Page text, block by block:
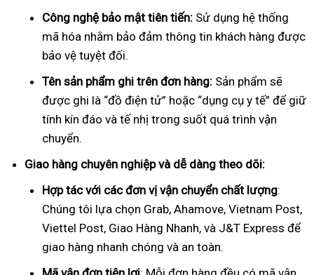
Công nghệ bảo mật tiên tiến: Sử dụng hệ thống
mã hóa nhằm bảo đảm thông tin khách hàng được
bảo vệ tuyệt đối.
Tên sản phẩm ghi trên đơn hàng: Sản phẩm sẽ
được ghi là “đồ điện tử” hoặc “dụng cụ y tế” để giữ
tính kín đáo và tế nhị trong suốt quá trình vận
chuyển.
Giao hàng chuyên nghiệp và dễ dàng theo dõi:
Hợp tác với các đơn vị vận chuyển chất lượng:
Chúng tôi lựa chọn Grab, Ahamove, Vietnam Post,
Viettel Post, Giao Hàng Nhanh, và J&T Express để
giao hàng nhanh chóng và an toàn.